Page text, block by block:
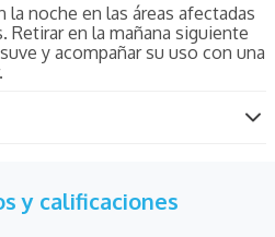
la noche en las áreas afectadas
Retirar en la mañana siguiente
y acompañar su uso con una
y calificaciones